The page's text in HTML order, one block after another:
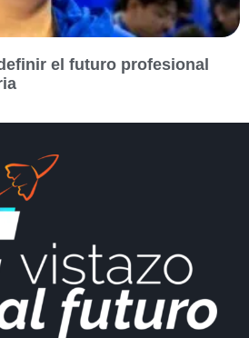
el futuro profesional